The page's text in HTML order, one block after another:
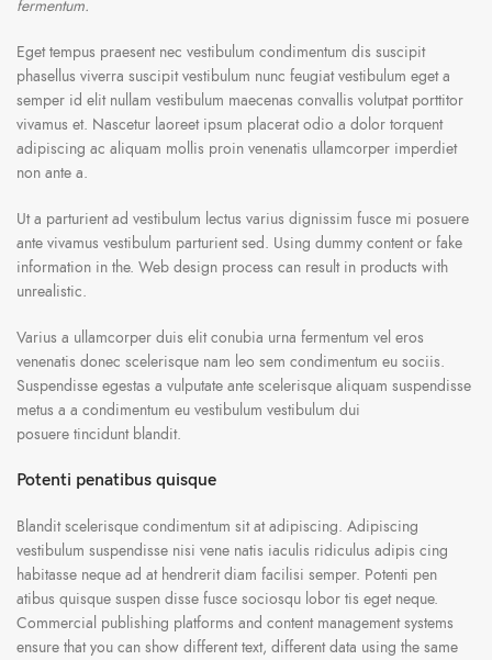
fermentum.
Eget tempus praesent nec vestibulum condimentum dis suscipit
phasellus viverra suscipit vestibulum nunc feugiat vestibulum eget a
semper id elit nullam vestibulum maecenas convallis volutpat porttitor
vivamus et. Nascetur laoreet ipsum placerat odio a dolor torquent
adipiscing ac aliquam mollis proin venenatis ullamcorper imperdiet
non ante a.
Ut a parturient ad vestibulum lectus varius dignissim fusce mi posuere
ante vivamus vestibulum parturient sed. Using dummy content or fake
information in the. Web design process can result in products with
unrealistic.
Varius a ullamcorper duis elit conubia urna fermentum vel eros
venenatis donec scelerisque nam leo sem condimentum eu sociis.
Suspendisse egestas a vulputate ante scelerisque aliquam suspendisse
metus a a condimentum eu vestibulum vestibulum dui
posuere tincidunt blandit.
Potenti penatibus quisque
Blandit scelerisque condimentum sit at adipiscing. Adipiscing
vestibulum suspendisse nisi vene natis iaculis ridiculus adipis cing
habitasse neque ad at hendrerit diam facilisi semper. Potenti pen
atibus quisque suspen disse fusce sociosqu lobor tis eget neque.
Commercial publishing platforms and content management systems
ensure that you can show different text, different data using the same